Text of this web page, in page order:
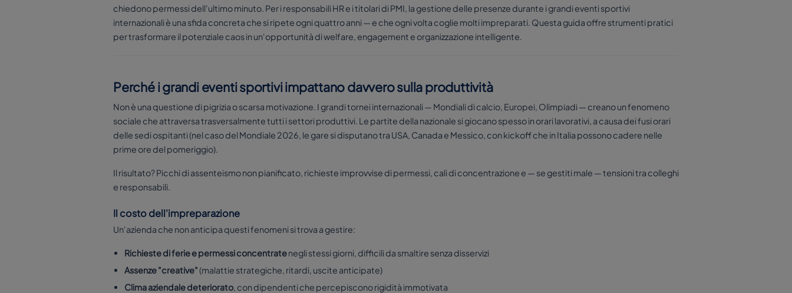
chiedono permessi dell'ultimo minuto. Per i responsabili HR e i titolari di PMI, la gestione delle presenze durante i grandi eventi sportivi
internazionali è una sfida concreta che si ripete ogni quattro anni — e che ogni volta coglie molti impreparati. Questa guida offre strumenti pratici
per trasformare il potenziale caos in un'opportunità di welfare, engagement e organizzazione intelligente.
Perché i grandi eventi sportivi impattano davvero sulla produttività
Non è una questione di pigrizia o scarsa motivazione. I grandi tornei internazionali — Mondiali di calcio, Europei, Olimpiadi — creano un fenomeno
sociale che attraversa trasversalmente tutti i settori produttivi. Le partite della nazionale si giocano spesso in orari lavorativi, a causa dei fusi orari
delle sedi ospitanti (nel caso del Mondiale 2026, le gare si disputano tra USA, Canada e Messico, con kickoff che in Italia possono cadere nelle
prime ore del pomeriggio).
Il risultato? Picchi di assenteismo non pianificato, richieste improvvise di permessi, cali di concentrazione e — se gestiti male — tensioni tra colleghi
e responsabili.
Il costo dell'impreparazione
Un'azienda che non anticipa questi fenomeni si trova a gestire:
Richieste di ferie e permessi concentratenegli stessi giorni, difficili da smaltire senza disservizi
Assenze "creative"(malattie strategiche, ritardi, uscite anticipate)
Clima aziendale deteriorato, con dipendenti che percepiscono rigidità immotivata